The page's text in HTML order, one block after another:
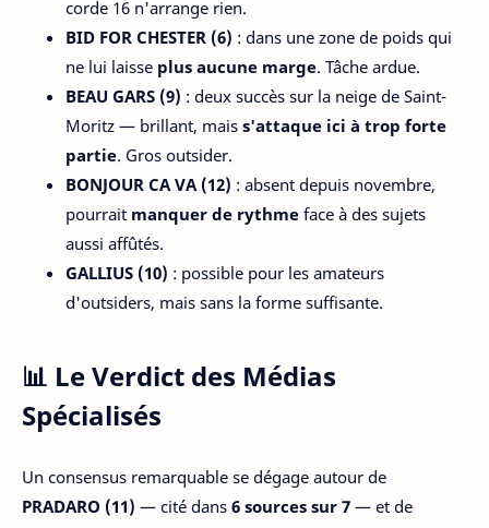
corde 16 n'arrange rien.
BID FOR CHESTER (6) : dans une zone de poids qui
ne lui laisse plus aucune marge. Tâche ardue.
BEAU GARS (9) : deux succès sur la neige de Saint-
Moritz — brillant, mais s'attaque ici à trop forte
partie. Gros outsider.
BONJOUR CA VA (12) : absent depuis novembre,
pourrait manquer de rythme face à des sujets
aussi affûtés.
GALLIUS (10) : possible pour les amateurs
d'outsiders, mais sans la forme suffisante.
📊 Le Verdict des Médias
Spécialisés
Un consensus remarquable se dégage autour de
PRADARO (11) — cité dans 6 sources sur 7 — et de